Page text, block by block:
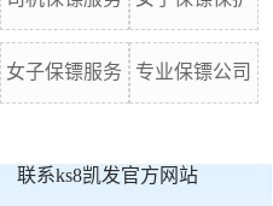
女子保镖服务 专业保镖公司
联系ks8凯发官方网站